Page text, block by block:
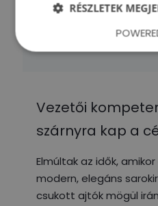
Vezetői
szárnyra kap a
Elmúltak az idők,
modern, elegáns
csukott ajtók mögül
RÉSZLETEK